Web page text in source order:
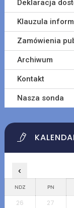
Deklaracja
Klauzula
Zamówienia
Archiwum
Kontakt
Nasza sonda
‹
NDZ PN
26 27